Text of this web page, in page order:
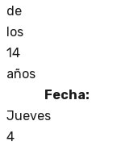
de
los
14
años
Fecha:
Jueves
4